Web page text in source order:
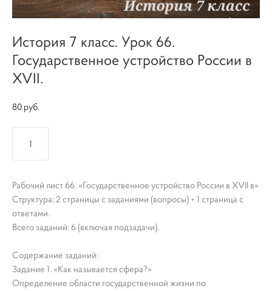
История 7 класс. Урок 66.
Государственное устройство России в
XVII.
80 pуб.
Рабочий лист 66. «Государственное устройство России в XVII в»
Структура: 2 страницы с заданиями (вопросы) + 1 страница с
ответами.
Всего заданий: 6 (включая подзадачи).
Содержание заданий:
Задание 1. «Как называется сфера?»
Определение области государственной жизни по